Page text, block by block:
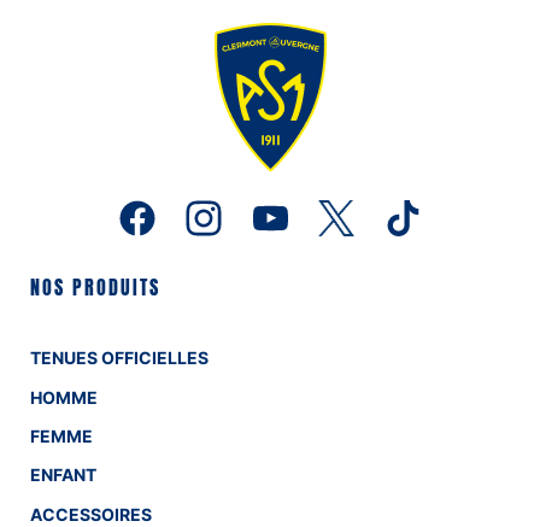
NOS PRODUITS
TENUES OFFICIELLES
HOMME
FEMME
ENFANT
ACCESSOIRES